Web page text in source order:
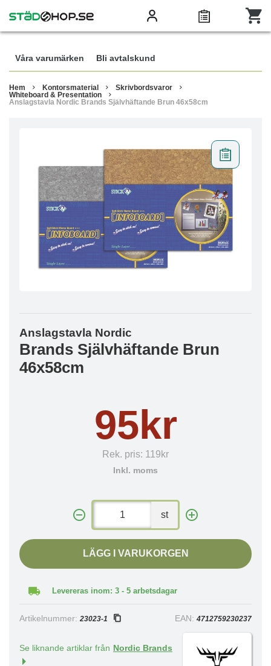
Våra varumärken Bli avtalskund
Hem Kontorsmaterial
Skrivbordsvaror
Whiteboard & Presentation
Anslagstavla Nordic Brands Självhäftande Brun 46x58cm
Anslagstavla Nordic
Brands Självhäftande Brun
46x58cm
95kr
Rek. pris: 119kr
Inkl. moms
st
LÄGG I VARUKORGEN
Levereras inom: 3 - 5 arbetsdagar
Artikelnummer: 23023-1 EAN: 4712759230237
Se liknande artiklar från Nordic Brands